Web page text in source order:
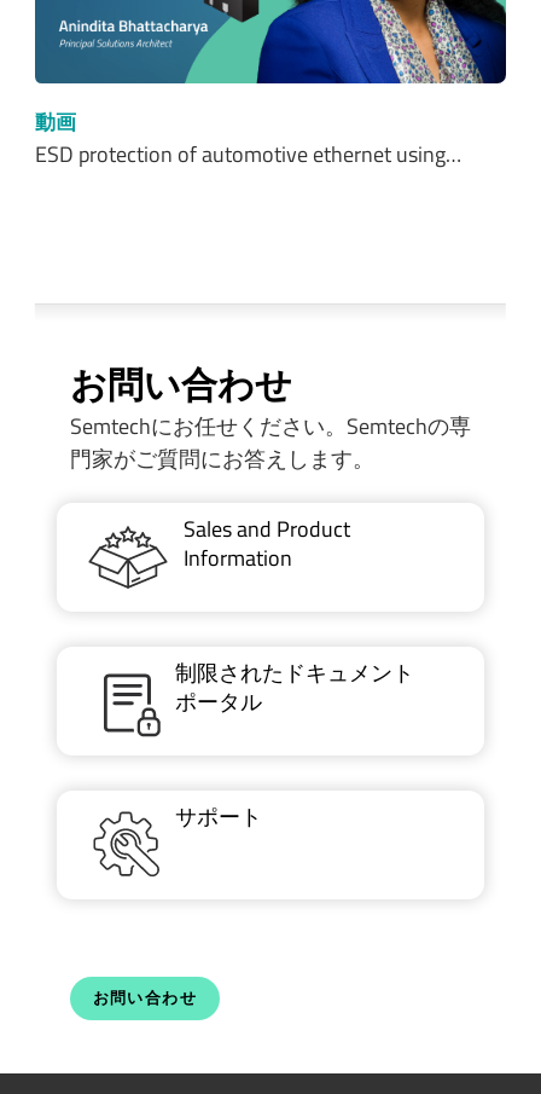
動画
ESD protection of automotive ethernet using…
お問い合わせ
Semtechにお任せください。Semtechの専
門家がご質問にお答えします。
Sales and Product
Information
制限されたドキュメント
ポータル
サポート
お問い合わせ